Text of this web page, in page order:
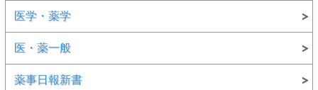
医学・薬学
医・薬一般
薬事日報新書